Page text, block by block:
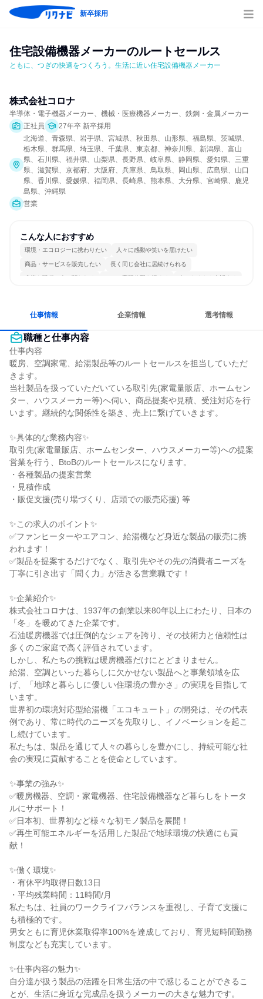
新卒採用
住宅設備機器メーカーのルートセールス
ともに、つぎの快適をつくろう。生活に近い住宅設備機器メーカー
株式会社コロナ
半導体・電子機器メーカー、機械・医療機器メーカー、鉄鋼・金属メーカー
正社員
27年卒 新卒採用
北海道、青森県、岩手県、宮城県、秋田県、山形県、福島県、茨城県、
栃木県、群馬県、埼玉県、千葉県、東京都、神奈川県、新潟県、富山
県、石川県、福井県、山梨県、長野県、岐阜県、静岡県、愛知県、三重
県、滋賀県、京都府、大阪府、兵庫県、鳥取県、岡山県、広島県、山口
県、香川県、愛媛県、福岡県、長崎県、熊本県、大分県、宮崎県、鹿児
島県、沖縄県
営業
こんな人におすすめ
環境・エコロジーに携わりたい 人々に感動や笑いを届けたい
商品・サービスを販売したい 長く同じ会社に居続けられる
多様な職種の人と関われる 一つの専門分野を極める 人とたくさん会話する
仕事情報 企業情報 選考情報
職種と仕事内容
仕事内容
暖房、空調家電、給湯製品等のルートセールスを担当していただ
きます。
当社製品を扱っていただいている取引先(家電量販店、ホームセン
ター、ハウスメーカー等)へ伺い、商品提案や見積、受注対応を行
います。継続的な関係性を築き、売上に繋げていきます。
✨具体的な業務内容✨
取引先(家電量販店、ホームセンター、ハウスメーカー等)への提案
営業を行う、BtoBのルートセールスになります。
・各種製品の提案営業
・見積作成
・販促支援(売り場づくり、店頭での販売応援) 等
✨この求人のポイント✨
✅ファンヒーターやエアコン、給湯機など身近な製品の販売に携
われます！
✅製品を提案するだけでなく、取引先やその先の消費者ニーズを
丁寧に引き出す「聞く力」が活きる営業職です！
✨企業紹介✨
株式会社コロナは、1937年の創業以来80年以上にわたり、日本の
「冬」を暖めてきた企業です。
石油暖房機器では圧倒的なシェアを誇り、その技術力と信頼性は
多くのご家庭で高く評価されています。
しかし、私たちの挑戦は暖房機器だけにとどまりません。
給湯、空調といった暮らしに欠かせない製品へと事業領域を広
げ、「地球と暮らしに優しい住環境の豊かさ」の実現を目指して
います。
世界初の環境対応型給湯機「エコキュート」の開発は、その代表
例であり、常に時代のニーズを先取りし、イノベーションを起こ
し続けています。
私たちは、製品を通じて人々の暮らしを豊かにし、持続可能な社
会の実現に貢献することを使命としています。
✨事業の強み✨
✅暖房機器、空調・家電機器、住宅設備機器など暮らしをトータ
ルにサポート！
✅日本初、世界初など様々な初モノ製品を展開！
✅再生可能エネルギーを活用した製品で地球環境の快適にも貢
献！
✨働く環境✨
・有休平均取得日数13日
・平均残業時間：11時間/月
私たちは、社員のワークライフバランスを重視し、子育て支援に
も積極的です。
男女ともに育児休業取得率100%を達成しており、育児短時間勤務
制度なども充実しています。
✨仕事内容の魅力✨
自分達が扱う製品の活躍を日常生活の中で感じることができるこ
とが、生活に身近な完成品を扱うメーカーの大きな魅力です。